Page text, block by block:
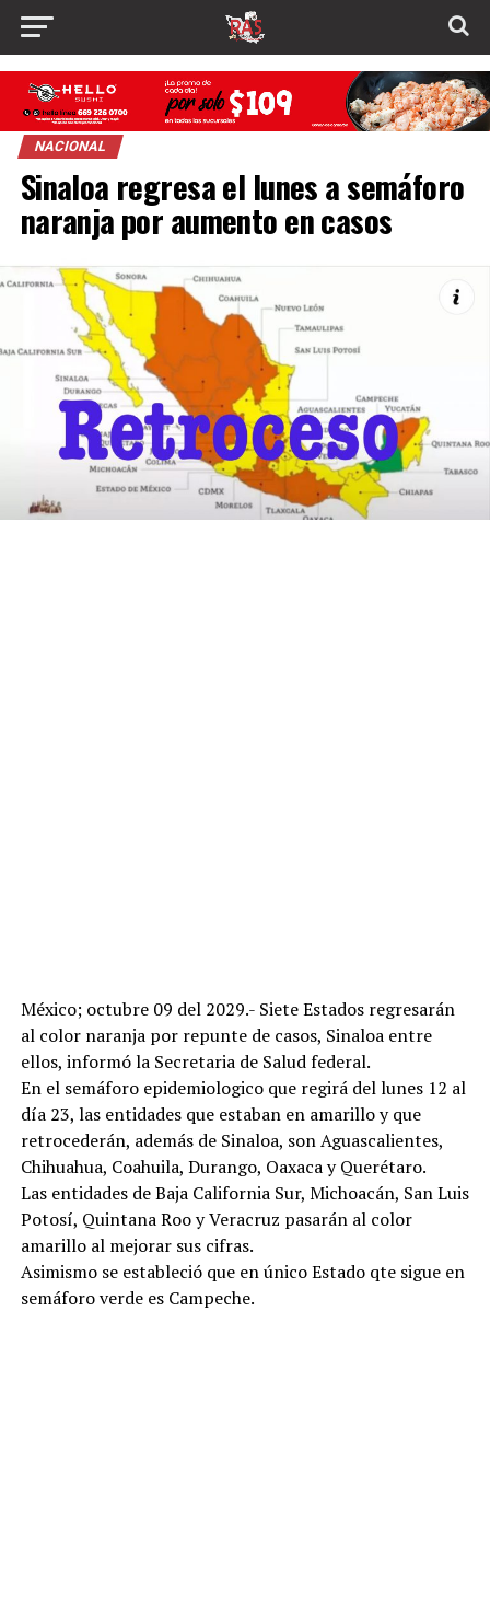
NACIONAL
Sinaloa regresa el lunes a semáforo
naranja por aumento en casos
México; octubre 09 del 2029.- Siete Estados regresarán
al color naranja por repunte de casos, Sinaloa entre
ellos, informó la Secretaria de Salud federal.
En el semáforo epidemiologico que regirá del lunes 12 al
día 23, las entidades que estaban en amarillo y que
retrocederán, además de Sinaloa, son Aguascalientes,
Chihuahua, Coahuila, Durango, Oaxaca y Querétaro.
Las entidades de Baja California Sur, Michoacán, San Luis
Potosí, Quintana Roo y Veracruz pasarán al color
amarillo al mejorar sus cifras.
Asimismo se estableció que en único Estado qte sigue en
semáforo verde es Campeche.